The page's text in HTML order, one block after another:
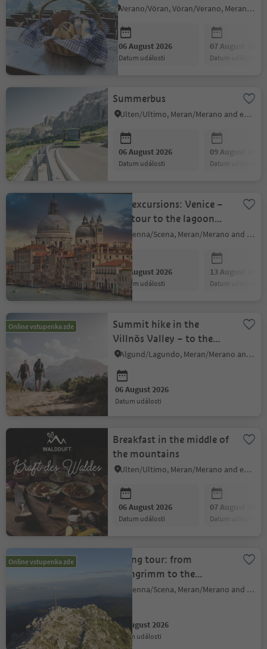
Verano/Vöran, Vöran/Verano, Meran/Merano and environs
06 August 2026
datum události
07 August 2026
datum události
Summerbus
Ulten/Ultimo, Meran/Merano and environs
06 August 2026
datum události
09 August 2026
datum události
Bus excursions: Venice –
day tour to the lagoon
Schenna/Scena, Meran/Merano and environs
06 August 2026
datum události
13 August 2026
datum události
Online vstupenka zde
Summit hike in the
Villnös Valley – to the
Sobutsch (2,486 m)
Algund/Lagundo, Meran/Merano and environs
06 August 2026
datum události
Breakfast in the middle of
the mountains
Ulten/Ultimo, Meran/Merano and environs
06 August 2026
datum události
07 August 2026
datum události
Online vstupenka zde
Hiking tour: from
Jochgrimm to the
Weißhorn peak
Schenna/Scena, Meran/Merano and environs
06 August 2026
datum události